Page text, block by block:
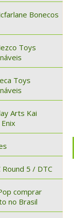
Bonecos
Toys
Toys
Arts Kai
Round 5 / DTC
comprar
no Brasil